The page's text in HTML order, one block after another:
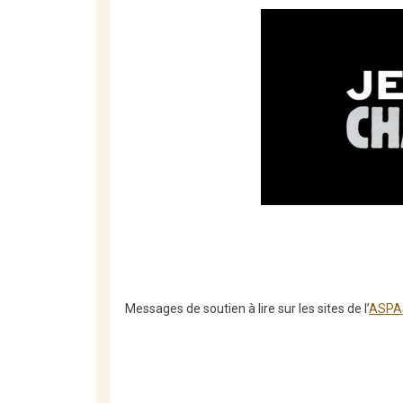
Messages de soutien à lire sur les sites de l’